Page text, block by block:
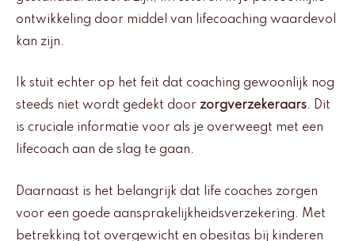
ontwikkeling door middel van lifecoaching waardevol
kan zijn.
Ik stuit echter op het feit dat coaching gewoonlijk nog
steeds niet wordt gedekt door zorgverzekeraars. Dit
is cruciale informatie voor als je overweegt met een
lifecoach aan de slag te gaan.
Daarnaast is het belangrijk dat life coaches zorgen
voor een goede aansprakelijkheidsverzekering. Met
betrekking tot overgewicht en obesitas bij kinderen